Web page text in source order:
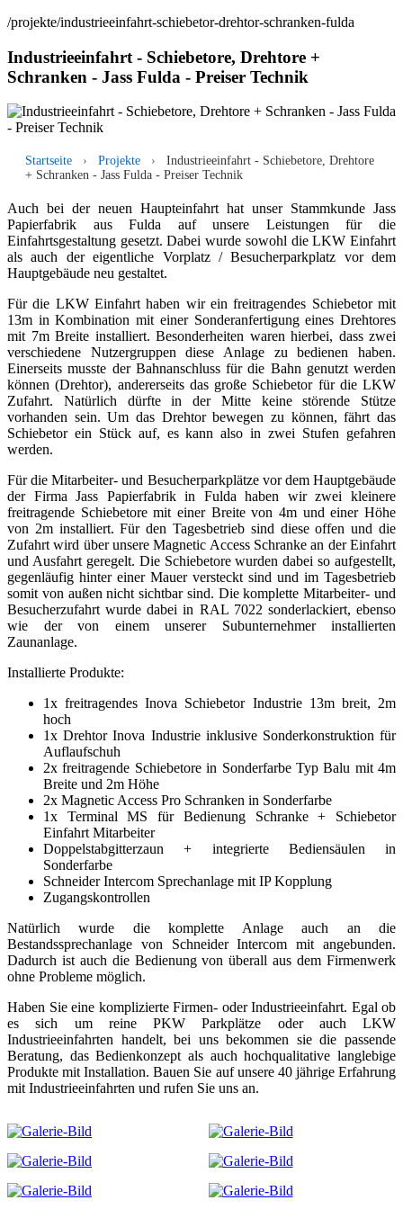
/projekte/industrieeinfahrt-schiebetor-drehtor-schranken-fulda
Industrieeinfahrt - Schiebetore, Drehtore +
Schranken - Jass Fulda - Preiser Technik
Startseite › Projekte ›
Industrieeinfahrt - Schiebetore, Drehtore
+ Schranken - Jass Fulda - Preiser Technik
Auch bei der neuen Haupteinfahrt hat unser Stammkunde Jass
Papierfabrik aus Fulda auf unsere Leistungen für die
Einfahrtsgestaltung gesetzt. Dabei wurde sowohl die LKW Einfahrt
als auch der eigentliche Vorplatz / Besucherparkplatz vor dem
Hauptgebäude neu gestaltet.
Für die LKW Einfahrt haben wir ein freitragendes Schiebetor mit
13m in Kombination mit einer Sonderanfertigung eines Drehtores
mit 7m Breite installiert. Besonderheiten waren hierbei, dass zwei
verschiedene Nutzergruppen diese Anlage zu bedienen haben.
Einerseits musste der Bahnanschluss für die Bahn genutzt werden
können (Drehtor), andererseits das große Schiebetor für die LKW
Zufahrt. Natürlich dürfte in der Mitte keine störende Stütze
vorhanden sein. Um das Drehtor bewegen zu können, fährt das
Schiebetor ein Stück auf, es kann also in zwei Stufen gefahren
werden.
Für die Mitarbeiter- und Besucherparkplätze vor dem Hauptgebäude
der Firma Jass Papierfabrik in Fulda haben wir zwei kleinere
freitragende Schiebetore mit einer Breite von 4m und einer Höhe
von 2m installiert. Für den Tagesbetrieb sind diese offen und die
Zufahrt wird über unsere Magnetic Access Schranke an der Einfahrt
und Ausfahrt geregelt. Die Schiebetore wurden dabei so aufgestellt,
gegenläufig hinter einer Mauer versteckt sind und im Tagesbetrieb
somit von außen nicht sichtbar sind. Die komplette Mitarbeiter- und
Besucherzufahrt wurde dabei in RAL 7022 sonderlackiert, ebenso
wie der von einem unserer Subunternehmer installierten
Zaunanlage.
Installierte Produkte:
1x freitragendes Inova Schiebetor Industrie 13m breit, 2m
hoch
1x Drehtor Inova Industrie inklusive Sonderkonstruktion für
Auflaufschuh
2x freitragende Schiebetore in Sonderfarbe Typ Balu mit 4m
Breite und 2m Höhe
2x Magnetic Access Pro Schranken in Sonderfarbe
1x Terminal MS für Bedienung Schranke + Schiebetor
Einfahrt Mitarbeiter
Doppelstabgitterzaun + integrierte Bediensäulen in
Sonderfarbe
Schneider Intercom Sprechanlage mit IP Kopplung
Zugangskontrollen
Natürlich wurde die komplette Anlage auch an die
Bestandssprechanlage von Schneider Intercom mit angebunden.
Dadurch ist auch die Bedienung von überall aus dem Firmenwerk
ohne Probleme möglich.
Haben Sie eine komplizierte Firmen- oder Industrieeinfahrt. Egal ob
es sich um reine PKW Parkplätze oder auch LKW
Industrieeinfahrten handelt, bei uns bekommen sie die passende
Beratung, das Bedienkonzept als auch hochqualitative langlebige
Produkte mit Installation. Bauen Sie auf unsere 40 jährige Erfahrung
mit Industrieeinfahrten und rufen Sie uns an.